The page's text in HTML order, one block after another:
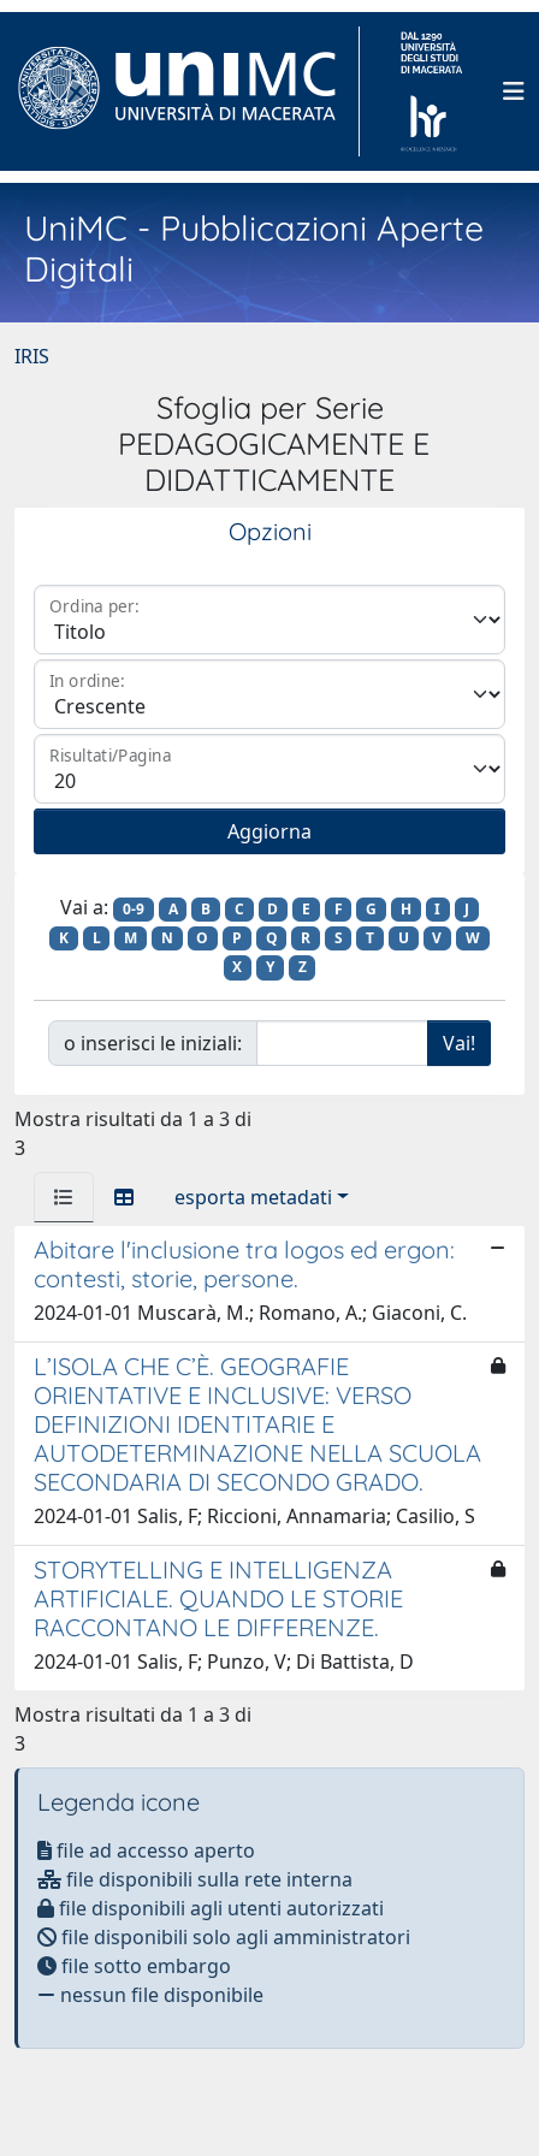
UniMC - Pubblicazioni Aperte
Digitali
IRIS
Sfoglia per Serie
PEDAGOGICAMENTE E
DIDATTICAMENTE
Opzioni
Ordina per:
In ordine:
Risultati/Pagina
Vai a: 0-9 A B C D E F G H I
J
K
L M N O P Q R S T U V
W
X
Y Z
o inserisci le iniziali:
Mostra risultati da 1 a 3 di
3
esporta metadati
Abitare l'inclusione tra logos ed ergon:
contesti, storie, persone.
2024-01-01 Muscarà, M.; Romano, A.; Giaconi, C.
L’ISOLA CHE C’È. GEOGRAFIE
ORIENTATIVE E INCLUSIVE: VERSO
DEFINIZIONI IDENTITARIE E
AUTODETERMINAZIONE NELLA SCUOLA
SECONDARIA DI SECONDO GRADO.
2024-01-01 Salis, F; Riccioni, Annamaria; Casilio, S
STORYTELLING E INTELLIGENZA
ARTIFICIALE. QUANDO LE STORIE
RACCONTANO LE DIFFERENZE.
2024-01-01 Salis, F; Punzo, V; Di Battista, D
Mostra risultati da 1 a 3 di
3
Legenda icone
file ad accesso aperto
file disponibili sulla rete interna
file disponibili agli utenti autorizzati
file disponibili solo agli amministratori
file sotto embargo
nessun file disponibile